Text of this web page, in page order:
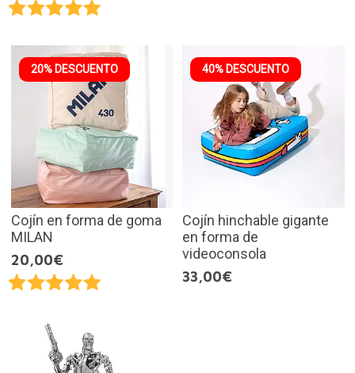
20% DESCUENTO
Cojín en forma de goma
MILAN
20,00€
40% DESCUENTO
Cojín hinchable gigante
en forma de
videoconsola
33,00€